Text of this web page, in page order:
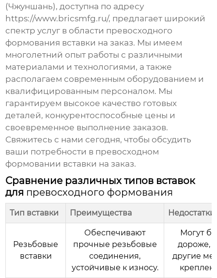
(Чжуншань), доступна по адресу
https://www.bricsmfg.ru/, предлагает широкий
спектр услуг в области превосходного
формования вставки на заказ. Мы имеем
многолетний опыт работы с различными
материалами и технологиями, а также
располагаем современным оборудованием и
квалифицированным персоналом. Мы
гарантируем высокое качество готовых
деталей, конкурентоспособные цены и
своевременное выполнение заказов.
Свяжитесь с нами сегодня, чтобы обсудить
ваши потребности в превосходном
формовании вставки на заказ.
Сравнение различных типов вставок
для превосходного формования
Тип вставки Преимущества Недостатки
Резьбовые
вставки
Обеспечивают
прочные резьбовые
соединения,
устойчивые к износу.
Могут
дороже,
другие